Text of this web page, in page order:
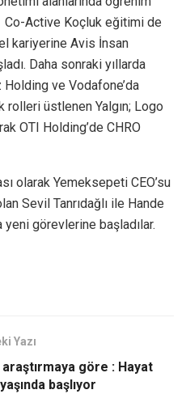
Co-Active Koçluk eğitimi de
kariyerine Avis İnsan
Daha sonraki yıllarda
Holding ve Vodafone’da
rolleri üstlenen Yalgın; Logo
OTI Holding’de CHRO
olarak Yemeksepeti CEO’su
Sevil Tanrıdağlı ile Hande
yeni görevlerine başladılar.
Yazı
araştırmaya göre : Hayat
başlıyor